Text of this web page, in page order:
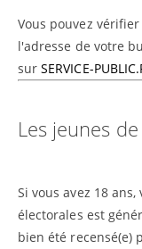
Vous pouvez
l'adresse de votre
surSERVICE-
Les jeunes
Si vous avez 18
électorales est
bien été recensé(e)